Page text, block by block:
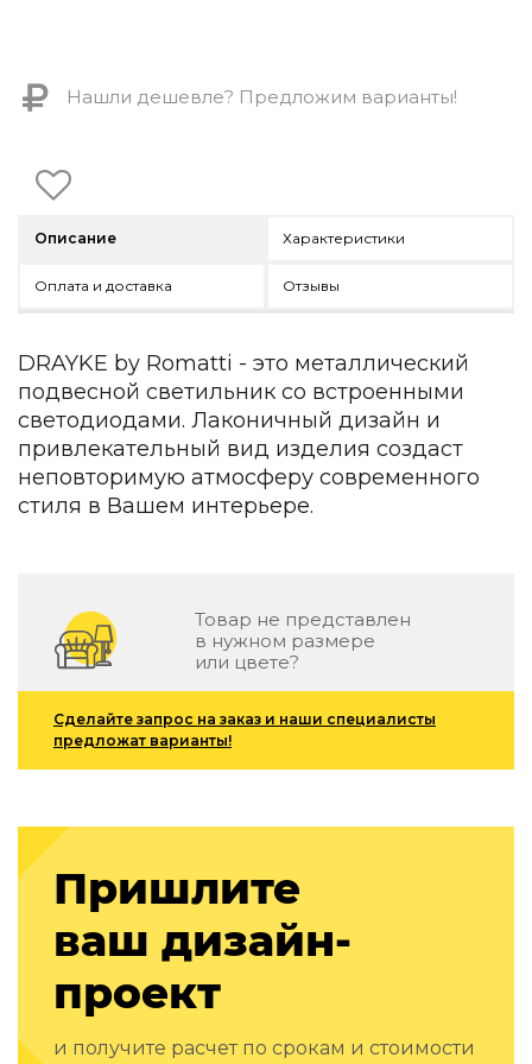
Мебель
Стулья
Столы и столики
Кровати и матрасы
Полки и стеллажи
Мебель по назначению
Мебель для HoReCa
Производство мебели на заказ Romatti
Корпусная мебель на заказ
Шкафы и гардеробные на заказ
Мебель для ванной
Коллекции
ROOM — Modern
INTERRA — Soft Modern
ARTOPIA — Mid-Century
DAYZ — Ethno
Все коллекции мебели
Декор
По типу
Для кухни
Зеркала
Вентиляторы
Ковры
Нашли дешевле? Предложим варианты!
Описание Характеристики
Оплата и доставка Отзывы
DRAYKE by Romatti - это металлический
подвесной светильник со встроенными
светодиодами. Лаконичный дизайн и
привлекательный вид изделия создаст
неповторимую атмосферу современного
стиля в Вашем интерьере.
Товар не представлен
в нужном размере
или цвете?
Сделайте запрос на заказ и наши специалисты
предложат варианты!
Пришлите
ваш дизайн-
проект
и получите расчет по срокам и стоимости